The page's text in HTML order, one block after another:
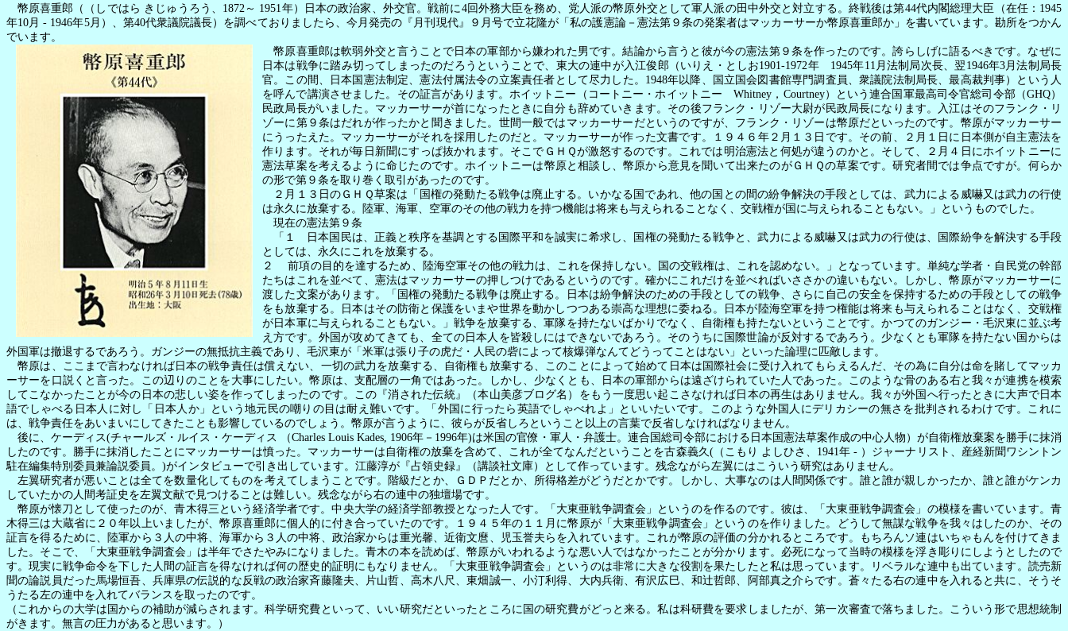
幣原喜重郎（（しではら きじゅうろう、 1872 ～ 1951年）日本の政治家、外交官。戦前に4回外務大臣を務め、党人派の幣原外交として軍人派の田中外交と対立する。終戦後は第44代内閣総理大臣（在任： 1945
年10月 - 1946年5月）、第40代衆議院議長）を調べておりましたら、今月発売の『月刊現代』９月号で立花隆が「私の護憲論－憲法第９条の発案者はマッカーサーか幣原喜重郎か」を書いています。勘所をつかん
でいます。
幣原喜重郎は軟弱外交と言うことで日本の軍部から嫌われた男です。結論から言うと彼が今の憲法第９条を作ったのです。誇らしげに語るべきです。なぜに
日本は戦争に踏み切ってしまったのだろうということで、東大の連中が入江俊郎（いりえ・としお1901-1972年 1945年11 月法制局次長、翌 1946年3月法制局長
官。この間、日本国憲法制定、憲法付属法令の立案責任者として尽力した。 1948年以降、国立国会図書館専門調査員、衆議院法制局長、最高裁判事）という人
を呼んで講演させました。その証言があります。ホイットニー（コートニー・ホイットニーWhitney ， Courtney）という連合国軍最高司令官総司令部（GHQ）
民政局長がいました。マッカーサーが首になったときに自分も辞めていきます。その後フランク・リゾー大尉が民政局長になります。入江はそのフランク・リ
ゾーに第９条はだれが作ったかと聞きました。世間一般ではマッカーサーだというのですが、フランク・リゾーは幣原だといったのです。幣原がマッカーサー
にうったえた。マッカーサーがそれを採用したのだと。マッカーサーが作った文書です。１９４６年２月１３日です。その前、２月１日に日本側が自主憲法を
作ります。それが毎日新聞にすっぱ抜かれます。そこでＧＨＱが激怒するのです。これでは明治憲法と何処が違うのかと。そして、２月４日にホイットニーに
憲法草案を考えるように命じたのです。ホイットニーは幣原と相談し、幣原から意見を聞いて出来たのがＧＨＱの草案です。研究者間では争点ですが。何らか
の形で第９条を取り巻く取引があったのです。
２月１３日のＧＨＱ草案は「国権の発動たる戦争は廃止する。いかなる国であれ、他の国との間の紛争解決の手段としては、武力による威嚇又は武力の行使
は永久に放棄する。陸軍、海軍、空軍のその他の戦力を持つ機能は将来も与えられることなく、交戦権が国に与えられることもない。」というものでした。
現在の憲法第９条
「１ 日本国民は、正義と秩序を基調とする国際平和を誠実に希求し、国権の発動たる戦争と、武力による威嚇又は武力の行使は、国際紛争を解決する手段
としては、永久にこれを放棄する。
２
前項の目的を達するため、陸海空軍その他の戦力は、これを保持しない。国の交戦権は、これを認めない。」となっています。単純な学者・自民党の幹部
たちはこれを並べて、憲法はマッカーサーの押しつけであるというのです。確かにこれだけを並べればいささかの違いもない。しかし、幣原がマッカーサーに
渡した文案があります。「国権の発動たる戦争は廃止する。日本は紛争解決のための手段としての戦争、さらに自己の安全を保持するための手段としての戦争
をも放棄する。日本はその防衛と保護をいまや世界を動かしつつある崇高な理想に委ねる。日本が陸海空軍を持つ権能は将来も与えられることはなく、交戦権
が日本軍に与えられることもない。」戦争を放棄する、軍隊を持たないばかりでなく、自衛権も持たないということです。かつてのガンジー・毛沢東に並ぶ考
え方です。外国が攻めてきても、全ての日本人を皆殺しにはできないであろう。そのうちに国際世論が反対するであろう。少なくとも軍隊を持たない国からは
外国軍は撤退するであろう。ガンジーの無抵抗主義であり、毛沢東が「米軍は張り子の虎だ・人民の砦によって核爆弾なんてどうってことはない」といった論理に匹敵します。
幣原は、ここまで言わなければ日本の戦争責任は償えない、一切の武力を放棄する、自衛権も放棄する、このことによって始めて日本は国際社会に受け入れてもらえるんだ、その為に自分は命を賭してマッカ
ーサーを口説くと言った。この辺りのことを大事にしたい。幣原は、支配層の一角ではあった。しかし、少なくとも、日本の軍部からは遠ざけられていた人であった。このような骨のある右と我々が連携を模索
してこなかったことが今の日本の悲しい姿を作ってしまったのです。この『消された伝統』（本山美彦ブログ名）をもう一度思い起こさなければ日本の再生はありません。我々が外国へ行ったときに大声で日本
語でしゃべる日本人に対し「日本人か」という地元民の嘲りの目は耐え難いです。「外国に行ったら英語でしゃべれよ」といいたいです。このような外国人にデリカシーの無さを批判されるわけです。これに
は、戦争責任をあいまいにしてきたことも影響しているのでしょう。幣原が言うように、彼らが反省しろということ以上の言葉で反省しなければなりません。
後に、ケーディス(チャールズ・ルイス・ケーディス （Charles Louis Kades, 1906年－ 1996年)は米国の官僚・軍人・弁護士。連合国総司令部における日本国憲法草案作成の中心人物）が自衛権放棄案を勝手に抹消
したのです。勝手に抹消したことにマッカーサーは憤った。マッカーサーは自衛権の放棄を含めて、これが全てなんだということを古森義久(（こもり よしひさ、 1941年 - ）ジャーナリスト、産経新聞ワシントン
駐在編集特別委員兼論説委員。 )がインタビューで引き出しています。江藤淳が『占領史録』（講談社文庫）として作っています。残念ながら左翼にはこういう研究はありません。
左翼研究者が悪いことは全てを数量化してものを考えてしまうことです。階級だとか、ＧＤＰだとか、所得格差がどうだとかです。しかし、大事なのは人間関係です。誰と誰が親しかったか、誰と誰がケンカ
していたかの人間考証史を左翼文献で見つけることは難しい。残念ながら右の連中の独壇場です。
幣原が懐刀として使ったのが、青木得三という経済学者です。中央大学の経済学部教授となった人です。「大東亜戦争調査会」というのを作るのです。彼は、「大東亜戦争調査会」の模様を書いています。青
木得三は大蔵省に２０年以上いましたが、幣原喜重郎に個人的に付き合っていたのです。１９４５年の１１月に幣原が「大東亜戦争調査会」というのを作りました。どうして無謀な戦争を我々はしたのか、その
証言を得るために、陸軍から３人の中将、海軍から３人の中将、政治家からは重光馨、近衛文麿、児玉誉夫らを入れています。これが幣原の評価の分かれるところです。もちろんソ連はいちゃもんを付けてきま
した。そこで、「大東亜戦争調査会」は半年でさたやみになりました。青木の本を読めば、幣原がいわれるような悪い人ではなかったことが分かります。必死になって当時の模様を浮き彫りにしようとしたので
す。現実に戦争命令を下した人間の証言を得なければ何の歴史的証明にもなりません。「大東亜戦争調査会」というのは非常に大きな役割を果たしたと私は思っています。リベラルな連中も出ています。読売新
聞の論説員だった馬場恒吾、兵庫県の伝説的な反戦の政治家斉藤隆夫、片山哲、高木八尺、東畑誠一、小汀利得、大内兵衛、有沢広巳、和辻哲郎、阿部真之介らです。蒼々たる右の連中を入れると共に、そうそ
うたる左の連中を入れてバランスを取ったのです。
（これからの大学は国からの補助が減らされます。科学研究費といって、いい研究だといったところに国の研究費がどっと来る。私は科研費を要求しましたが、第一次審査で落ちました。こういう形で思想統制
がきます。無言の圧力があると思います。）